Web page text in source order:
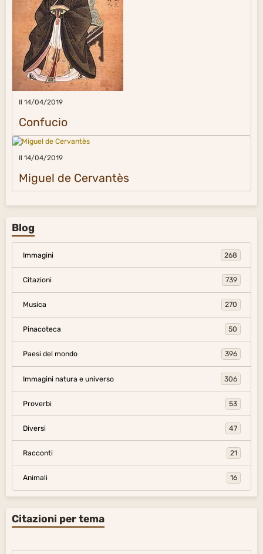
Il 14/04/2019
Confucio
Il 14/04/2019
Miguel de Cervantès
Blog
Immagini 268
Citazioni 739
Musica 270
Pinacoteca 50
Paesi del mondo 396
Immagini natura e universo 306
Proverbi 53
Diversi 47
Racconti 21
Animali 16
Citazioni per tema